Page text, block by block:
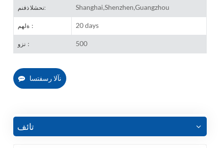
نحشلا ذفنم: Shanghai,Shenzhen,Guangzhou
ةلهم： 20 days
نزو： 500
نآلا رسفتسا
تائف